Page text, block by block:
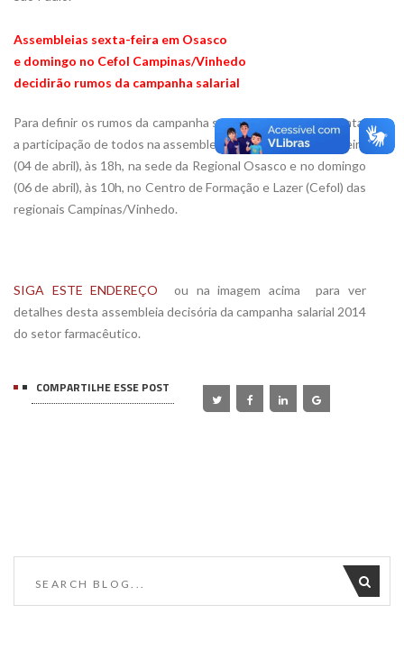
Assembleias sexta-feira em Osasco
e domingo no Cefol Campinas/Vinhedo
decidirão rumos da campanha salarial
Para definir os rumos da campanha salarial 2014 é fundamental
a participação de todos na assembleia marcada para sexta-feira
(04 de abril), às 18h, na sede da Regional Osasco e no domingo
(06 de abril), às 10h, no Centro de Formação e Lazer (Cefol) das
regionais Campinas/Vinhedo.
SIGA ESTE ENDEREÇO  ou na imagem acima  para ver
detalhes desta assembleia decisória da campanha salarial 2014
do setor farmacêutico.
COMPARTILHE ESSE POST